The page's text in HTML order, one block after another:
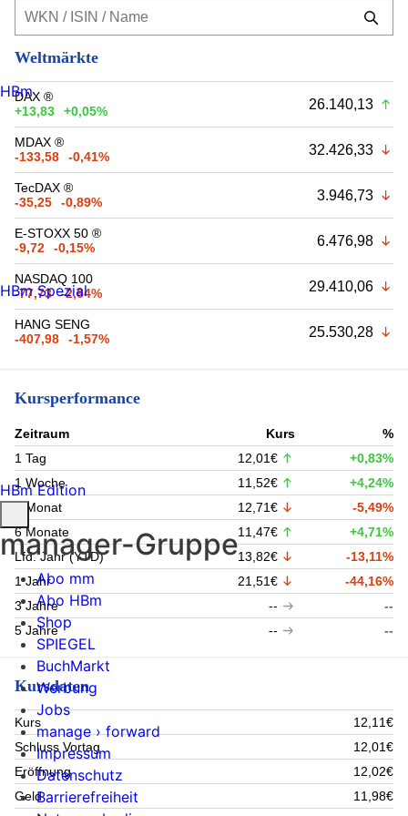
Weltmärkte
DAX ®
+13,83
+0,05% 26.140,13
MDAX ®
-133,58
-0,41% 32.426,33
TecDAX ®
-35,25
-0,89% 3.946,73
E-STOXX 50 ®
-9,72
-0,15% 6.476,98
NASDAQ 100
-77,73
-2,64% 29.410,06
HANG SENG
-407,98
-1,57% 25.530,28
Kursperformance
Zeitraum Kurs
%
1 Tag
12,01€
+0,83%
1 Woche
11,52€
+4,24%
1 Monat
12,71€
-5,49%
6 Monate
11,47€
+4,71%
Lfd. Jahr (YTD)
13,82€
-13,11%
1 Jahr
21,51€
-44,16%
3 Jahre
--
--
5 Jahre
-- --
Kursdaten
Kurs
12,11€
Schluss Vortag
12,01€
Eröffnung
12,02€
Geld
11,98€
HBm
HBm Spezial
HBm Edition
manager-Gruppe
Abo mm
Abo HBm
Shop
SPIEGEL
BuchMarkt
Werbung
Jobs
manage › forward
Impressum
Datenschutz
Barrierefreiheit